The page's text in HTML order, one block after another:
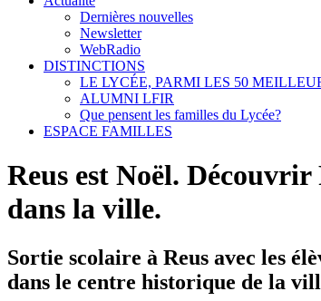
Dernières nouvelles
Newsletter
WebRadio
DISTINCTIONS
LE LYCÉE, PARMI LES 50
ALUMNI LFIR
Que pensent les familles du Lycée?
ESPACE FAMILLES
Reus est Noël.
dans la ville.
Sortie scolaire à Reus avec les
dans le centre historique de la